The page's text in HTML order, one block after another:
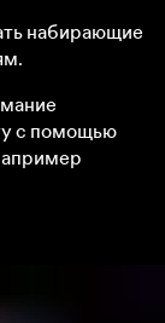
набирающие
с помощью